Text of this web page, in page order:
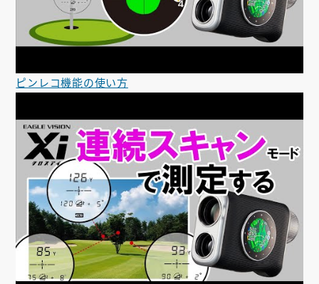
ピンレコ機能の使い方